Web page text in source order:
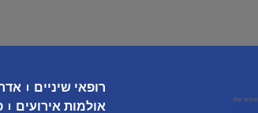
רופאי שיניים
אולמות אירועים